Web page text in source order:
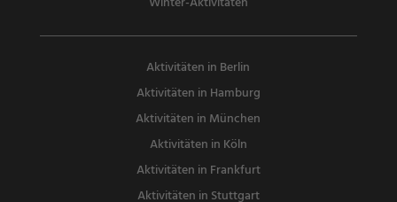
Aktivitäten in Berlin
Aktivitäten in Hamburg
Aktivitäten in München
Aktivitäten in Köln
Aktivitäten in Frankfurt
Aktivitäten in Stuttgart